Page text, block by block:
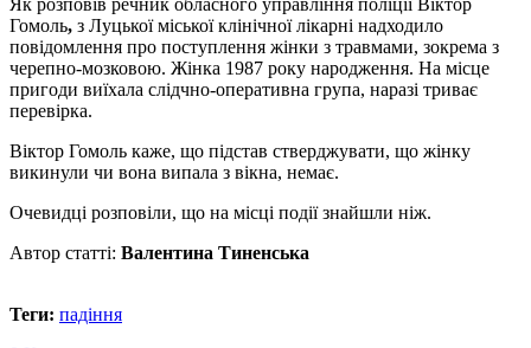
Гомоль, з Луцької міської клінічної лікарні надходило
повідомлення про поступлення жінки з травмами, зокрема з
черепно-мозковою. Жінка 1987 року народження. На місце
пригоди виїхала слідчно-оперативна група, наразі триває
перевірка.
Віктор Гомоль каже, що підстав стверджувати, що жінку
викинули чи вона випала з вікна, немає.
Очевидці розповіли, що на місці події знайшли ніж.
Автор статті: Валентина Тиненська
Теги: падіння